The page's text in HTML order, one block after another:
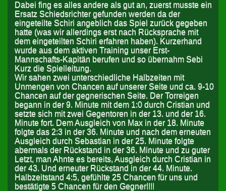
Dabei fing es alles andere als gut an, zuerst musste ein
Ersatz Schiedsrichter gefunden werden da der
eingeteilte Schiri angeblich das Spiel zurück gegeben
hatte (was wir allerdings erst nach Rücksprache mit
dem eingeteilten Schiri erfahren haben). Kurzerhand
wurde aus dem aktiven Training unser Erst-
Mannschafts-Kapitän berufen und so übernahm Sebi
Kurz die Spielleitung.
Wir sahen zwei unterschiedliche Halbzeiten mit
Unmengen von Chancen auf unserer Seite und ca. 9-10
Chancen auf der gegnerischen Seite. Der Torreigen
begann in der 9. Minute mit dem 1:0 durch Cristian und
setzte sich mit zwei Gegentoren in der 13. und der 16.
Minute fort. Dem Ausgleich von Max in der 18. Minute
folgte das 2:3 in der 36. Minute und nach dem erneuten
Ausgleich durch Sebastian in der 25. Minute folgte
abermals der Rückstand in der 36. Minute und zu guter
Letzt, man Ahnte es bereits, Ausgleich durch Cristian in
der 43. Und erneuter Rückstand in der 44. Minute.
Halbzeitstand 4:5, gefühlte 25 Chancen für uns und
bestätigte 5 Chancen für den Gegner!!!!